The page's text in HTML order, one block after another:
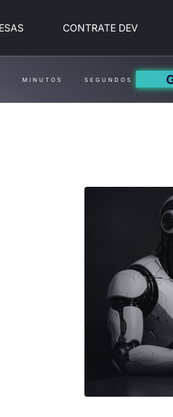
CONTRATE DEV
MINUTOS SEGUNDOS